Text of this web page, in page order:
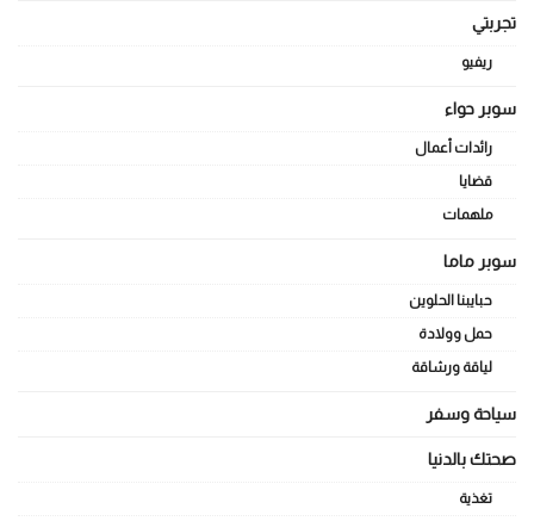
تجربتي
ريفيو
سوبر حواء
رائدات أعمال
قضايا
ملهمات
سوبر ماما
حبايبنا الحلوين
حمل وولادة
لياقة ورشاقة
سياحة وسفر
صحتك بالدنيا
تغذية